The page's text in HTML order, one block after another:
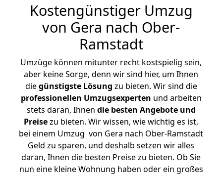
Kostengünstiger Umzug
von Gera nach Ober-
Ramstadt
Umzüge können mitunter recht kostspielig sein,
aber keine Sorge, denn wir sind hier, um Ihnen
diegünstigste Lösung zu bieten. Wir sind die
professionellen Umzugsexperten und arbeiten
stets daran, Ihnen die besten Angebote und
Preisezu bieten. Wir wissen, wie wichtig es ist,
bei einem Umzug von Gera nach Ober-Ramstadt
Geld zu sparen, und deshalb setzen wir alles
daran, Ihnen die besten Preise zu bieten. Ob Sie
nun eine kleine Wohnung haben oder ein großes